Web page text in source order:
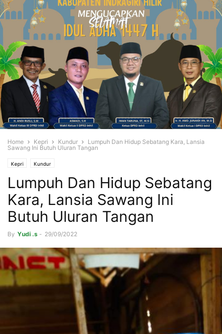
Home Kepri Kundur
Lumpuh Dan Hidup Sebatang Kara, Lansia
Sawang Ini Butuh Uluran Tangan
Kepri Kundur
Lumpuh Dan Hidup Sebatang
Kara, Lansia Sawang Ini
Butuh Uluran Tangan
By Yudi .s - 29/09/2022